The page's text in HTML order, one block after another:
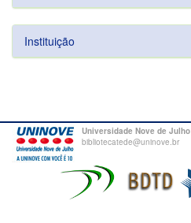
Instituição
Universidade Nove de Julho
bibliotecatede@uninove.br